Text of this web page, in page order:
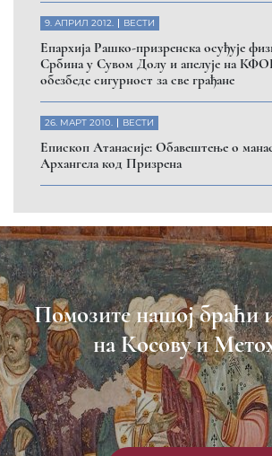
ДОНИРАЈ
Пријавите се на нашу мејл листу
Пријави се
Насловна
Вести
Епархија
Саопштења
Парохије